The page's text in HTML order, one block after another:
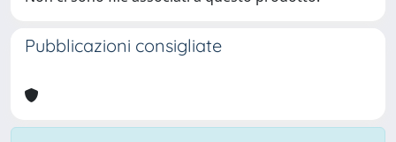
Pubblicazioni consigliate